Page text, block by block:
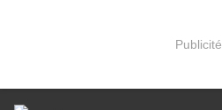
Publicité